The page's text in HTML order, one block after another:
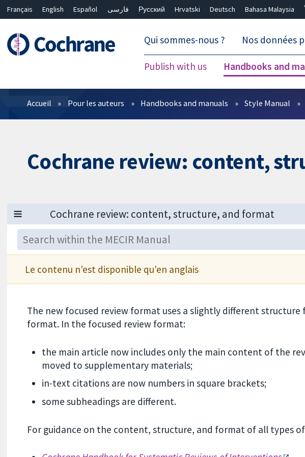
Français English Español فارسی Русский Hrvatski Deutsch Bahasa Malaysia
Qui sommes-nous ? Nos données
Publish with us Handbooks and
Filtres Fermer
Accueil Pour les auteurs Handbooks and manuals Style Manual
Cochrane review: content,
Le contenu n'est disponible qu'en anglais
The new focused review format uses a slightly different structure
format. In the focused review format:
the main article now includes only the main content of the
moved to supplementary materials;
in-text citations are now numbers in square brackets;
some subheadings are different.
For guidance on the content, structure, and format of all types of